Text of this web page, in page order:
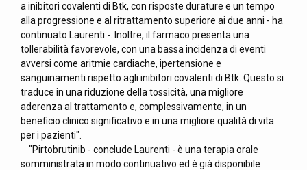
a inibitori covalenti di Btk, con risposte durature e un tempo
alla progressione e al ritrattamento superiore ai due anni - ha
continuato Laurenti -. Inoltre, il farmaco presenta una
tollerabilità favorevole, con una bassa incidenza di eventi
avversi come aritmie cardiache, ipertensione e
sanguinamenti rispetto agli inibitori covalenti di Btk. Questo si
traduce in una riduzione della tossicità, una migliore
aderenza al trattamento e, complessivamente, in un
beneficio clinico significativo e in una migliore qualità di vita
per i pazienti".
"Pirtobrutinib - conclude Laurenti - è una terapia orale
somministrata in modo continuativo ed è già disponibile